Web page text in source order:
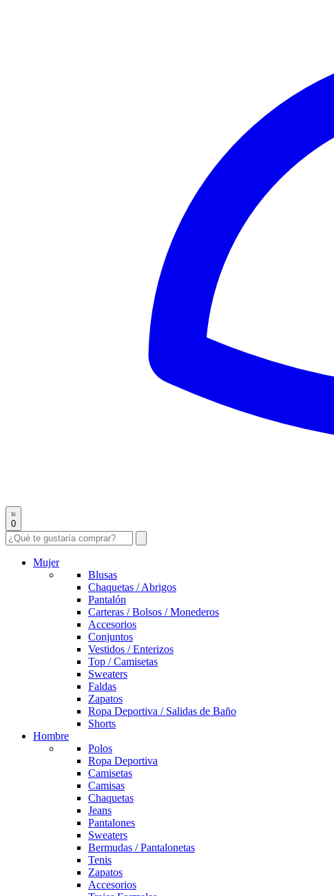
0
Mujer
Blusas
Chaquetas / Abrigos
Pantalón
Carteras / Bolsos / Monederos
Accesorios
Conjuntos
Vestidos / Enterizos
Top / Camisetas
Sweaters
Faldas
Zapatos
Ropa Deportiva / Salidas de Baño
Shorts
Hombre
Polos
Ropa Deportiva
Camisetas
Camisas
Chaquetas
Jeans
Pantalones
Sweaters
Bermudas / Pantalonetas
Tenis
Zapatos
Accesorios